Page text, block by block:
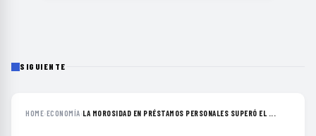
SIGUIENTE
HOME›ECONOMÍA›LA MOROSIDAD EN PRÉSTAMOS PERSONALES SUPERÓ EL ...